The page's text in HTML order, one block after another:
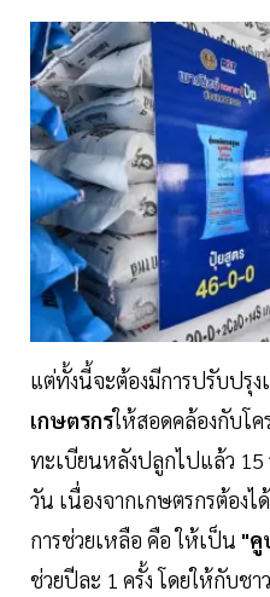
แต่ทั้งนี้จะต้องมีการปรับปรุง
เกษตรกรให้สอดคล้องกับโค
ทะเบียนหลังปลูกไปแล้ว 15
วัน เนื่องจากเกษตรกรต้อง
การช่วยเหลือ คือ ให้เป็น "คู
ช่วยปีละ 1 ครั้ง โดยให้กับช